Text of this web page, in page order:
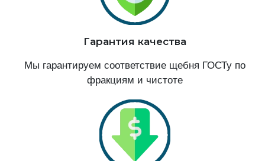
Гарантия качества
Мы гарантируем соответствие щебня ГОСТу по
фракциям и чистоте